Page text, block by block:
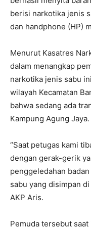
berisi narkotika jenis
dan handphone (HP)
Menurut Kasatres
dalam menangkap
narkotika jenis sabu
wilayah Kecamatan
bahwa sedang ada
Kampung Agung Jaya.
“Saat petugas kami
dengan gerak-gerik
penggeledahan
sabu yang disimpan
AKP Aris.
Pemuda tersebut